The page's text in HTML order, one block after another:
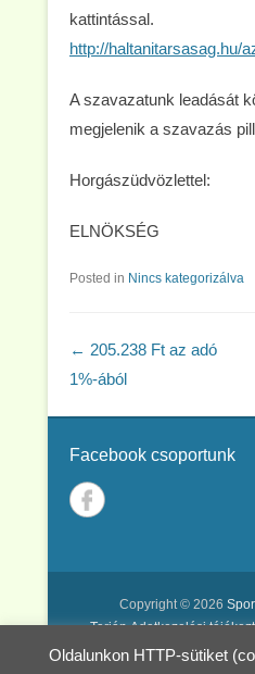
kattintással.
http://haltanitarsasag.hu/
A szavazatunk leadását
megjelenik a szavazás
Horgászüdvözlettel:
ELNÖKSÉG
Posted in Nincs kategorizálva
Post navigation
← 205.238 Ft az adó
1%-ából
Facebook csoportunk
Copyright © 2026
Tarján Adatkezelési
Catch Kathmandu
Oldalunkon HTTP-sütiket